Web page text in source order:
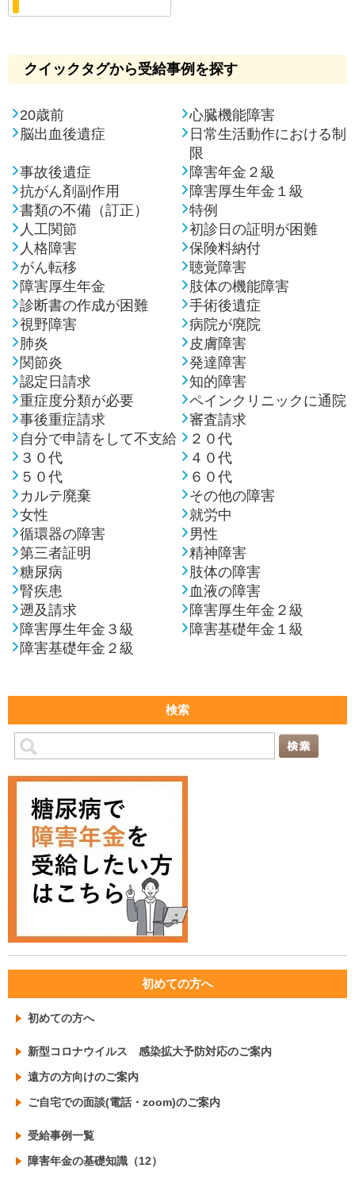
クイックタグから受給事例を探す
20歳前
心臓機能障害
脳出血後遺症
日常生活動作における制
限
事故後遺症
障害年金２級
抗がん剤副作用
障害厚生年金１級
書類の不備（訂正）
特例
人工関節
初診日の証明が困難
人格障害
保険料納付
がん転移
聴覚障害
障害厚生年金
肢体の機能障害
診断書の作成が困難
手術後遺症
視野障害
病院が廃院
肺炎
皮膚障害
関節炎
発達障害
認定日請求
知的障害
重症度分類が必要
ペインクリニックに通院
事後重症請求
審査請求
自分で申請をして不支給
２０代
３０代
４０代
５０代
６０代
カルテ廃棄
その他の障害
女性
就労中
循環器の障害
男性
第三者証明
精神障害
糖尿病
肢体の障害
腎疾患
血液の障害
遡及請求
障害厚生年金２級
障害厚生年金３級
障害基礎年金１級
障害基礎年金２級
検索
初めての方へ
初めての方へ
新型コロナウイルス 感染拡大予防対応のご案内
遠方の方向けのご案内
ご自宅での面談(電話・zoom)のご案内
受給事例一覧
障害年金の基礎知識（12）